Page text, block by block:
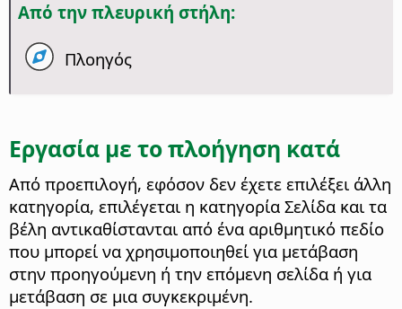
Από την πλευρική στήλη:
Πλοηγός
Εργασία με το πλοήγηση κατά
Από προεπιλογή, εφόσον δεν έχετε επιλέξει άλλη
κατηγορία, επιλέγεται η κατηγορία Σελίδα και τα
βέλη αντικαθίστανται από ένα αριθμητικό πεδίο
που μπορεί να χρησιμοποιηθεί για μετάβαση
στην προηγούμενη ή την επόμενη σελίδα ή για
μετάβαση σε μια συγκεκριμένη.